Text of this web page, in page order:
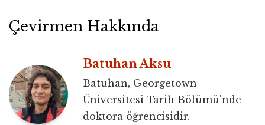
Çevirmen Hakkında
Batuhan Aksu
Batuhan, Georgetown
Üniversitesi Tarih Bölümü'nde
doktora öğrencisidir.